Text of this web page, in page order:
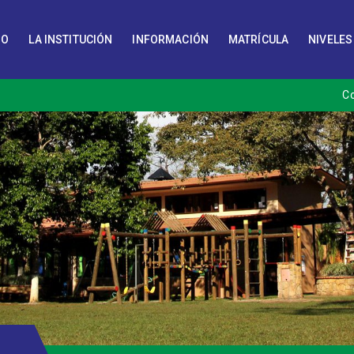
LA INSTITUCIÓN INFORMACIÓN MATRÍCULA NIVELES